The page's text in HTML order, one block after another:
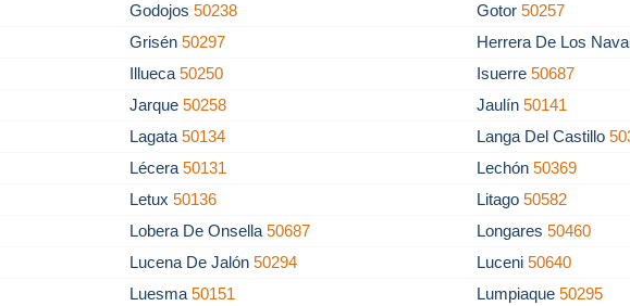
Godojos50238 Gotor50257
Grisén50297 Herrera De Los
Illueca50250 Isuerre50687
Jarque50258 Jaulín50141
Lagata50134 Langa Del Castillo
Lécera50131 Lechón50369
Letux50136 Litago50582
Lobera De Onsella50687 Longares50460
Lucena De Jalón50294 Luceni50640
Luesma50151 Lumpiaque50295